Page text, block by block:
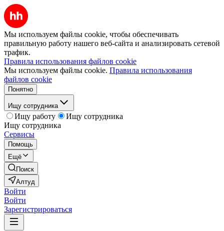
Мы используем файлы cookie, чтобы обеспечивать
правильную работу нашего веб-сайта и анализировать сетевой
трафик.
Правила использования файлов cookie
Мы используем файлы cookie. Правила использования
файлов cookie
Понятно
Ищу сотрудника
Ищу работу
Ищу сотрудника
Ищу сотрудника
Сервисы
Помощь
Ещё
Поиск
Алтуд
Войти
Войти
Зарегистрироваться